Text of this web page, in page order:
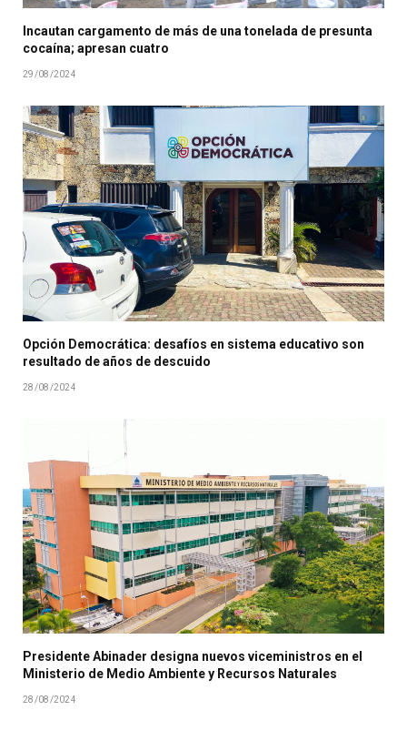
Incautan cargamento de más de una tonelada de presunta
cocaína; apresan cuatro
29/08/2024
Opción Democrática: desafíos en sistema educativo son
resultado de años de descuido
28/08/2024
Presidente Abinader designa nuevos viceministros en el
Ministerio de Medio Ambiente y Recursos Naturales
28/08/2024